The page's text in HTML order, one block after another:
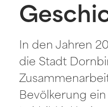
In den Jahren
die Stadt
Bevölkerung